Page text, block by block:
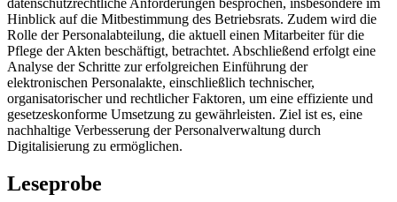
Hinblick auf die Mitbestimmung des Betriebsrats. Zudem wird die
Rolle der Personalabteilung, die aktuell einen Mitarbeiter für die
Pflege der Akten beschäftigt, betrachtet. Abschließend erfolgt eine
Analyse der Schritte zur erfolgreichen Einführung der
elektronischen Personalakte, einschließlich technischer,
organisatorischer und rechtlicher Faktoren, um eine effiziente und
gesetzeskonforme Umsetzung zu gewährleisten. Ziel ist es, eine
nachhaltige Verbesserung der Personalverwaltung durch
Digitalisierung zu ermöglichen.
Leseprobe